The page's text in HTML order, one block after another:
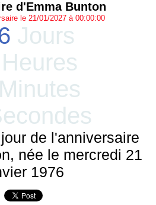
d'Emma Bunton
le 21/01/2027 à 00:00:00
Jours
Heures
Minutes
de l'anniversaire
née le mercredi 21
1976